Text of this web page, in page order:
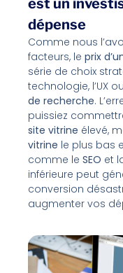
dépense
Comme nous
facteurs, le prix
série de choix
technologie, l’UX
de recherche.
puissiez
site vitrine élevé,
vitrine le plus bas
comme le SEO et
inférieure peut
conversion
augmenter vos